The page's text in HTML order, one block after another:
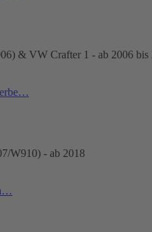
& VW Crafter 1 - ab 2006 bis
W910) - ab 2018